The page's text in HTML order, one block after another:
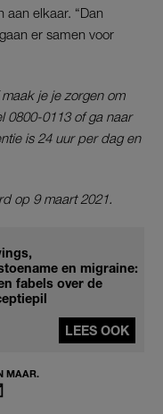
elkaar. “Dan
er samen voor
je je zorgen om
0800-0113 of ga naar
is 24 uur per dag en
op 9 maart 2021.
en migraine:
fabels over de
LEES OOK
MAAR.